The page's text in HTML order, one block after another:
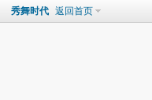
秀舞时代 返回首页